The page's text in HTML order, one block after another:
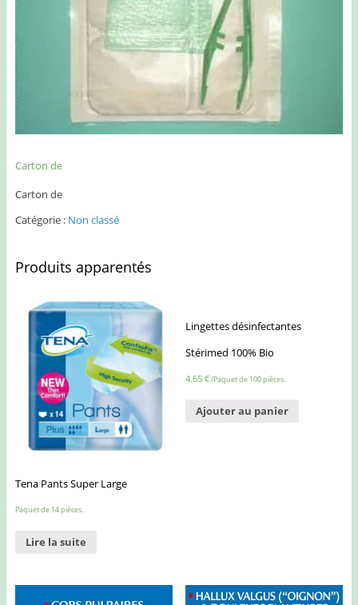
Carton de
Carton de
Catégorie : Non classé
Produits apparentés
Tena Pants Super Large
Paquet de 14 pièces.
Lire la suite
Lingettes désinfectantes
Stérimed 100% Bio
4.65€/Paquet de 100 pièces.
Ajouter au panier